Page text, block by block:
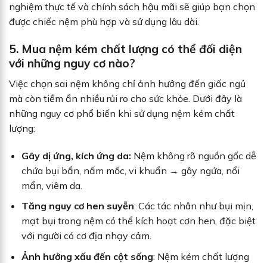
nghiệm thực tế và chính sách hậu mãi sẽ giúp bạn chọn
được chiếc nệm phù hợp và sử dụng lâu dài.
5. Mua nệm kém chất lượng có thể đối diện
với những nguy cơ nào?
Việc chọn sai nệm không chỉ ảnh hưởng đến giấc ngủ
mà còn tiềm ẩn nhiều rủi ro cho sức khỏe. Dưới đây là
những nguy cơ phổ biến khi sử dụng nệm kém chất
lượng:
Gây dị ứng, kích ứng da: Nệm không rõ nguồn gốc dễ
chứa bụi bẩn, nấm mốc, vi khuẩn → gây ngứa, nổi
mẩn, viêm da.
Tăng nguy cơ hen suyễn: Các tác nhân như bụi mịn,
mạt bụi trong nệm có thể kích hoạt cơn hen, đặc biệt
với người có cơ địa nhạy cảm.
Ảnh hưởng xấu đến cột sống: Nệm kém chất lượng